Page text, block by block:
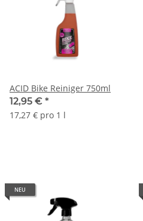
ACID Bike Reiniger 750ml
12,95 € *
17,27 € pro 1 l
NEU